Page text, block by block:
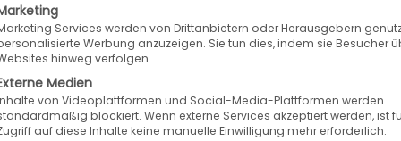
innovativen Umfeld?Möchtest du in einem
wirklich lebt? Dann bewirb dich bei uns
Services werden von Drittanbietern oder Herausgebern
Werbung anzuzeigen. Sie tun dies, indem sie Besucher
hinweg verfolgen.
Medien
von Videoplattformen und Social-Media-Plattformen werden
blockiert. Wenn externe Services akzeptiert werden, ist
auf diese Inhalte keine manuelle Einwilligung mehr erforderlich.